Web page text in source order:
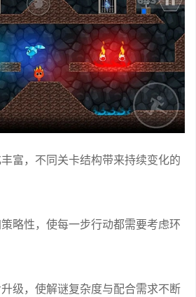
富，不同关卡结构带来持续变化的
略性，使每一步行动都需要考虑环
级，使解谜复杂度与配合需求不断